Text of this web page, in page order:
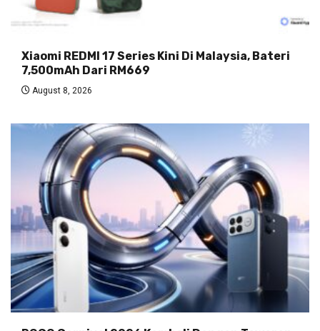
Xiaomi REDMI 17 Series Kini Di Malaysia, Bateri
7,500mAh Dari RM669
August 8, 2026